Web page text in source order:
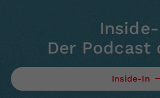
Der Podcast
Inside-In